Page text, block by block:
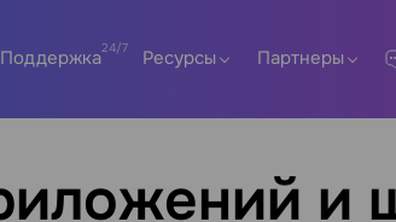
Поддержка Ресурсы Партнеры
и